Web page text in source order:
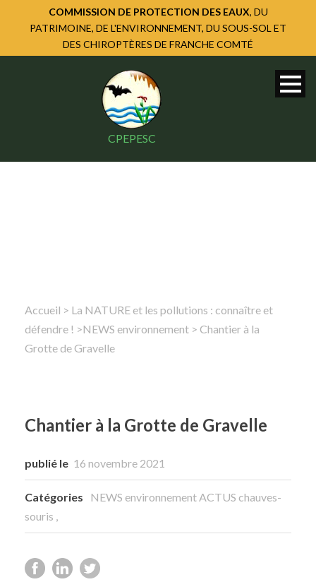
COMMISSION DE PROTECTION DES EAUX, DU
PATRIMOINE, DE L'ENVIRONNEMENT, DU SOUS-SOL ET
DES CHIROPTÈRES DE FRANCHE COMTÉ
CPEPESC
Rechercher
Accueil > La NATURE et les pollutions : connaître et
défendre ! >NEWS environnement > Chantier à la
Grotte de Gravelle
Chantier à la Grotte de Gravelle
publié le 16 novembre 2021
Catégories NEWS environnementACTUS chauves-
souris ,